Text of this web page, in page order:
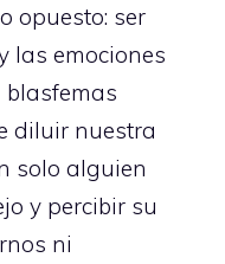
opuesto: ser
las emociones
blasfemas
diluir nuestra
solo alguien
y percibir su
ni